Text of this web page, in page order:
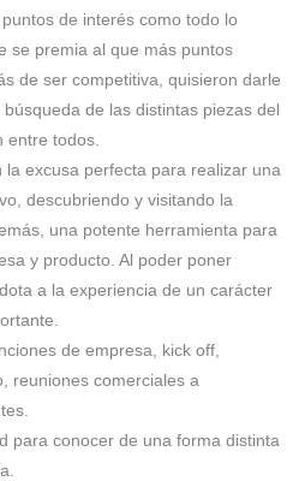
de interés como todo lo
se premia al que más puntos
de ser competitiva, quisieron darle
de las distintas piezas del
entre todos.
la excusa perfecta para realizar una
descubriendo y visitando la
una potente herramienta para
y producto. Al poder poner
a la experiencia de un carácter
de empresa, kick off,
reuniones comerciales a
para conocer de una forma distinta